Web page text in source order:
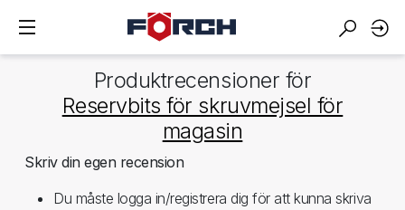
Produktrecensioner för
Reservbits för skruvmejsel för
magasin
Skriv din egen recension
Du måste logga in/registrera dig för att kunna skriva